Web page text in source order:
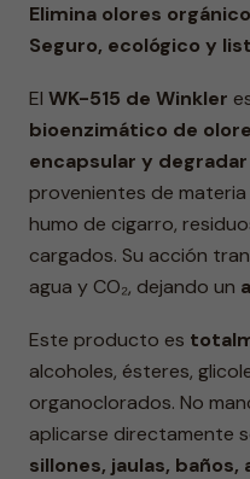
Elimina olores
Seguro, ecológico y
El WK-515 de Winkler
bioenzimático de
encapsular y
provenientes de
humo de cigarro,
cargados. Su acción
agua y CO₂, dejando un
Este producto es
alcoholes, ésteres,
organoclorados. No
aplicarse directamente
sillones, jaulas,